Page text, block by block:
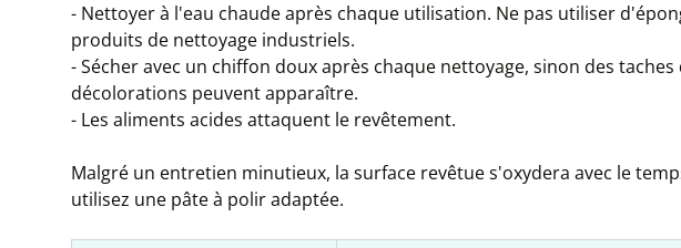
- Nettoyer à l'eau chaude après chaque utilisation. Ne pas utiliser
produits de nettoyage industriels.
- Sécher avec un chiffon doux après chaque nettoyage, sinon des taches
décolorations peuvent apparaître.
- Les aliments acides attaquent le revêtement.
Malgré un entretien minutieux, la surface revêtue s'oxydera avec le
utilisez une pâte à polir adaptée.